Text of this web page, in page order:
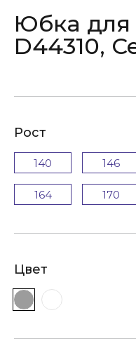
Юбка для
D44310,
Рост
140 146
164 170
Цвет